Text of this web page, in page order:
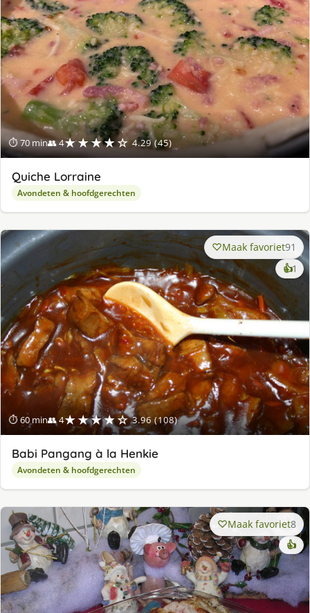
⏱ 70 min👥 4★★★★☆ 4.29 (45)
Quiche Lorraine
Avondeten & hoofdgerechten
⏱ 60 min👥 4★★★★☆ 3.96 (108)
Maak favoriet91
👍1
Babi Pangang à la Henkie
Avondeten & hoofdgerechten
Maak favoriet8
👍